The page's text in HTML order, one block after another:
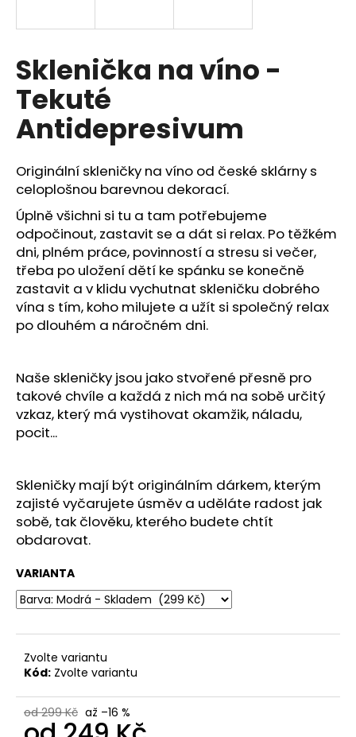
Sklenička na víno -
Tekuté
Antidepresivum
Originální skleničky na víno od české sklárny s
celoplošnou barevnou dekorací.
Úplně všichni si tu a tam potřebujeme
odpočinout, zastavit se a dát si relax. Po těžkém
dni, plném práce, povinností a stresu si večer,
třeba po uložení dětí ke spánku se konečně
zastavit a v klidu vychutnat skleničku dobrého
vína s tím, koho milujete a užít si společný relax
po dlouhém a náročném dni.
Naše skleničky jsou jako stvořené přesně pro
takové chvíle a každá z nich má na sobě určitý
vzkaz, který má vystihovat okamžik, náladu,
pocit...
Skleničky mají být originálním dárkem, kterým
zajisté vyčarujete úsměv a uděláte radost jak
sobě, tak člověku, kterého budete chtít
obdarovat.
VARIANTA
Zvolte variantu
Kód: Zvolte variantu
od 299 Kč až –16 %
í
t
?
HLEDAT
D
o
p
o
r
u
j
e
m
e
BAREVNÁ
SKLENIČKA
NA
VÍNO
Kč